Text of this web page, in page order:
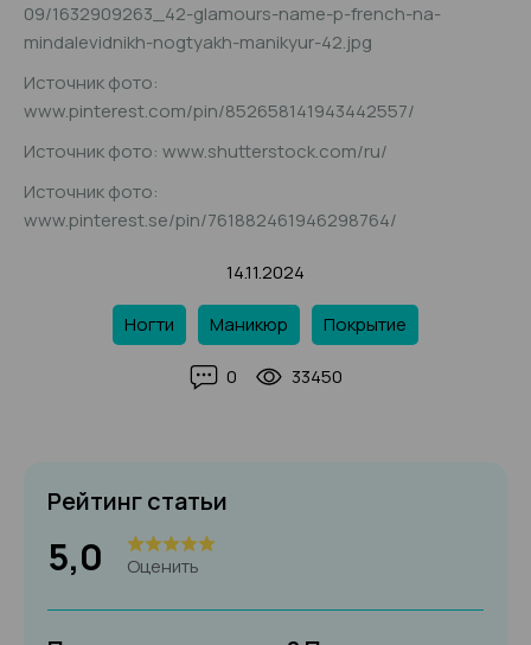
09/1632909263_42-glamours-name-p-french-na-
mindalevidnikh-nogtyakh-manikyur-42.jpg
Источник фото:
www.pinterest.com/pin/852658141943442557/
Источник фото: www.shutterstock.com/ru/
Источник фото:
www.pinterest.se/pin/761882461946298764/
14.11.2024
Ногти Маникюр Покрытие
0 33450
Рейтинг статьи
5,0 Оценить